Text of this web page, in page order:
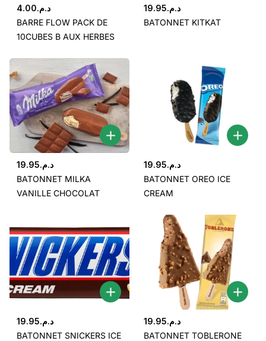
د.م.4.00
BARRE FLOW PACK DE
10CUBES B AUX HERBES
د.م.19.95
BATONNET KITKAT
د.م.19.95
BATONNET MILKA
VANILLE CHOCOLAT
د.م.19.95
BATONNET OREO ICE
CREAM
د.م.19.95
BATONNET SNICKERS ICE
د.م.19.95
BATONNET TOBLERONE